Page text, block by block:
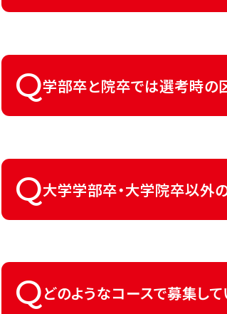
資格の有無が選考に影響するこ
ただし、入社までに必要な資格と
Q学部卒と院卒では選考時の
区分はございません。全員同様
Q大学学部卒・大学院卒以外
高校・高専・専門学校卒の方も採
高校卒の方は、ハローワークを経
Qどのようなコースで募集して